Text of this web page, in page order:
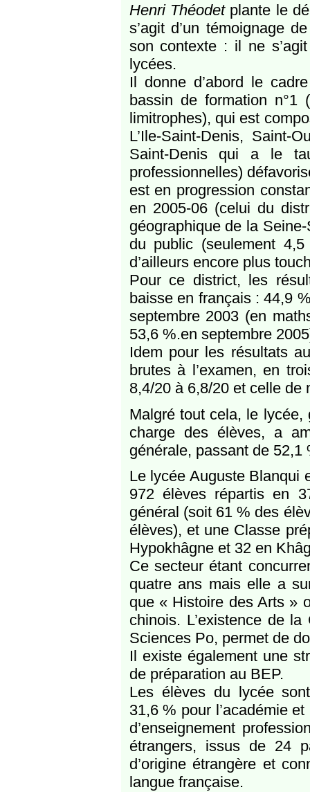
Henri Théodetplante le
s’agit d’un témoignage
son contexte : il ne
lycées.
Il donne d’abord le
bassin de formation n°1
limitrophes), qui est
L’Ile-Saint-Denis, Saint-
Saint-Denis qui a le
professionnelles)
est en progression
en 2005-06 (celui du
géographique de la
du public (seulement
d’ailleurs encore plus
Pour ce district, les
baisse en français : 44,9
septembre 2003 (en
53,6 %.en septembre
Idem pour les résultats
brutes à l’examen, en
8,4/20 à 6,8/20 et celle de
Malgré tout cela, le
charge des élèves, a
générale, passant de
Le lycée Auguste Blanqui
972 élèves répartis en
général (soit 61 % des
élèves), et une Classe
Hypokhâgne et 32 en
Ce secteur étant
quatre ans mais elle a
que « Histoire des Arts »
chinois. L’existence de
Sciences Po, permet de
Il existe également une
de préparation au BEP.
Les élèves du lycée
31,6 % pour l’académie
d’enseignement
étrangers, issus de 24
d’origine étrangère et
langue française.